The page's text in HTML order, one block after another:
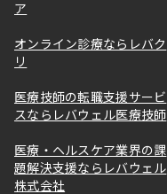
ア
オンライン診療ならレバク
リ
医療技師の転職支援サービ
スならレバウェル医療技師
医療・ヘルスケア業界の課
題解決支援ならレバウェル
株式会社